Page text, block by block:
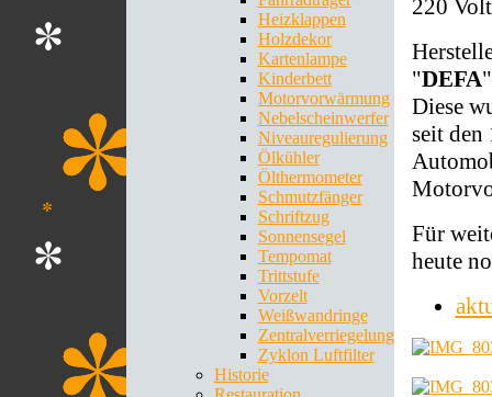
Heizklappen
Holzdekor
Kartenlampe
Kinderbett
Motorvorwärmung
Nebelscheinwerfer
Niveauregulierung
Ölkühler
Ölthermometer
Schmutzfänger
Schriftzug
Sonnensegel
Tempomat
Trittstufe
Vorzelt
Weißwandringe
Zentralverriegelung
Zyklon Luftfilter
Historie
220
"DEFA
Diese
seit den
Für
heute